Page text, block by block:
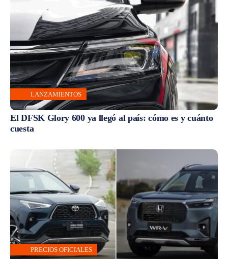
LANZAMIENTOS
El DFSK Glory 600 ya llegó al país: cómo es y cuánto
cuesta
PRECIOS OFICIALES